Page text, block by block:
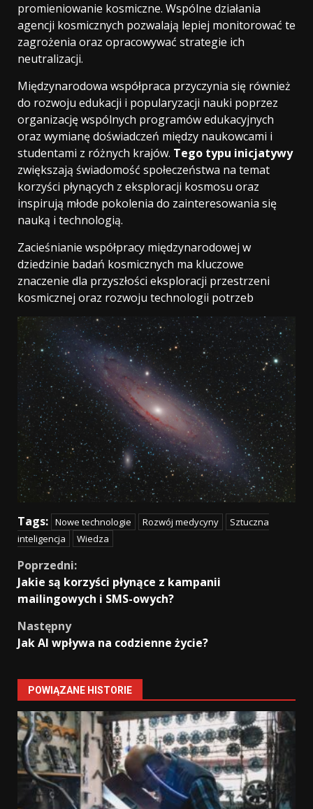
promieniowanie kosmiczne. Wspólne działania
agencji kosmicznych pozwalają lepiej monitorować te
zagrożenia oraz opracowywać strategie ich
neutralizacji.
Międzynarodowa współpraca przyczynia się również
do rozwoju edukacji i popularyzacji nauki poprzez
organizację wspólnych programów edukacyjnych
oraz wymianę doświadczeń między naukowcami i
studentami z różnych krajów. Tego typu inicjatywy
zwiększają świadomość społeczeństwa na temat
korzyści płynących z eksploracji kosmosu oraz
inspirują młode pokolenia do zainteresowania się
nauką i technologią.
Zacieśnianie współpracy międzynarodowej w
dziedzinie badań kosmicznych ma kluczowe
znaczenie dla przyszłości eksploracji przestrzeni
kosmicznej oraz rozwoju technologii potrzeb
Tags: Nowe technologie Rozwój medycyny
Sztuczna
inteligencja
Wiedza
Continue
Reading
Poprzedni:
Jakie są korzyści płynące z kampanii
mailingowych i SMS-owych?
Następny
Jak AI wpływa na codzienne życie?
POWIĄZANE HISTORIE